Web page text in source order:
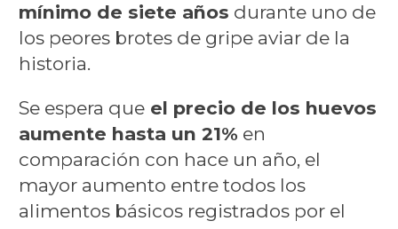
mínimo de siete años durante uno de
los peores brotes de gripe aviar de la
historia.
Se espera queel precio de los huevos
aumente hasta un 21% en
comparación con hace un año, el
mayor aumento entre todos los
alimentos básicos registrados por el